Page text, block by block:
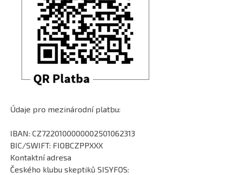
Údaje pro mezinárodní platbu:
IBAN: CZ7220100000002501062313
BIC/SWIFT: FIOBCZPPXXX
Kontaktní adresa
Českého klubu skeptiků SISYFOS: